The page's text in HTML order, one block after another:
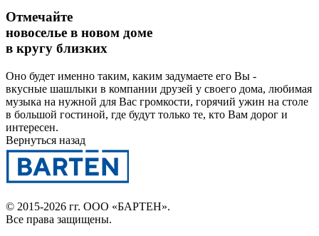
Отмечайте
новоселье в новом доме
в кругу близких
Оно будет именно таким, каким задумаете его Вы -
вкусные шашлыки в компании друзей у своего дома, любимая
музыка на нужной для Вас громкости, горячий ужин на столе
в большой гостиной, где будут только те, кто Вам дорог и
интересен.
Вернуться назад
© 2015-2026 гг. ООО «БАРТЕН».
Все права защищены.